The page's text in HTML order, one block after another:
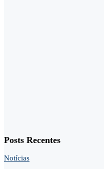
Posts Recentes
Notícias